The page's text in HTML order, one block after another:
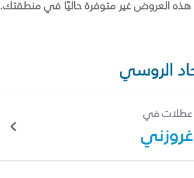
هذه العروض غير متوفرة حاليًا في منطقتك.
الروسي
عطلات في
غروزني